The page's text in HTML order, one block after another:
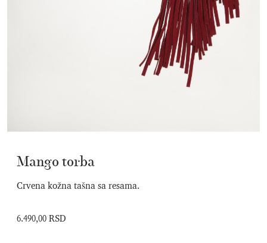
Mango torba
Crvena kožna tašna sa resama.
6.490,00 RSD